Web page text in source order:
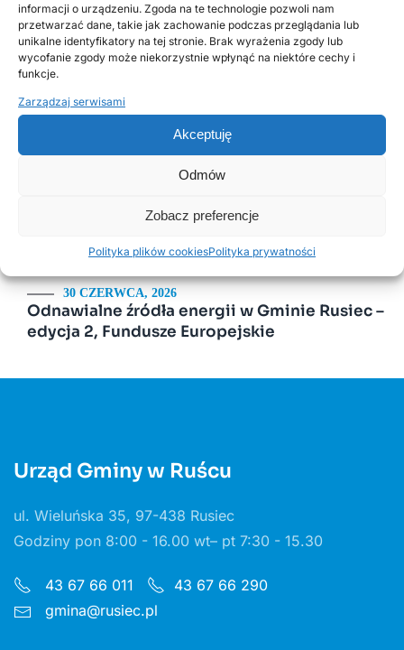
informacji o urządzeniu. Zgoda na te technologie pozwoli nam
przetwarzać dane, takie jak zachowanie podczas przeglądania lub
unikalne identyfikatory na tej stronie. Brak wyrażenia zgody lub
wycofanie zgody może niekorzystnie wpłynąć na niektóre cechy i
funkcje.
Zarządzaj serwisami
Akceptuję
Odmów
Zobacz preferencje
Polityka plików cookiesPolityka prywatności
18 LISTOPADA, 2025
Harmonogram odbioru odpadów
komunalnych w 2026 roku
PSZOK Rusiec – godziny otwarcia, lokalizacja i
zasady przyjmowania odpadów
14 LIPCA, 2020
30 CZERWCA, 2026
Odnawialne źródła energii w Gminie Rusiec –
edycja 2, Fundusze Europejskie
Urząd Gminy w Ruścu
ul. Wieluńska 35, 97-438 Rusiec
Godziny pon 8:00 - 16.00 wt– pt 7:30 - 15.30
43 67 66 011
43 67 66 290
gmina@rusiec.pl